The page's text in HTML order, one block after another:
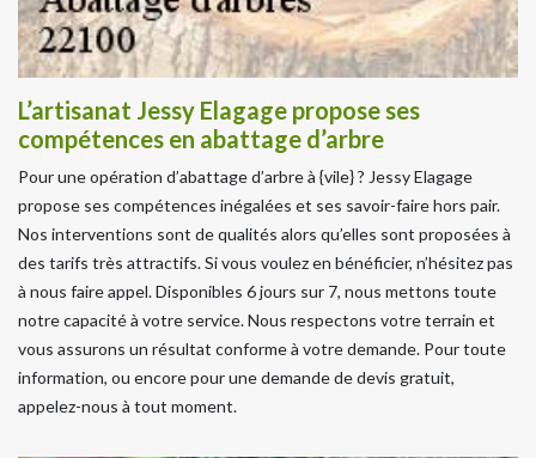
L’artisanat Jessy Elagage propose ses
compétences en abattage d’arbre
Pour une opération d’abattage d’arbre à {vile} ? Jessy Elagage
propose ses compétences inégalées et ses savoir-faire hors pair.
Nos interventions sont de qualités alors qu’elles sont proposées à
des tarifs très attractifs. Si vous voulez en bénéficier, n’hésitez pas
à nous faire appel. Disponibles 6 jours sur 7, nous mettons toute
notre capacité à votre service. Nous respectons votre terrain et
vous assurons un résultat conforme à votre demande. Pour toute
information, ou encore pour une demande de devis gratuit,
appelez-nous à tout moment.